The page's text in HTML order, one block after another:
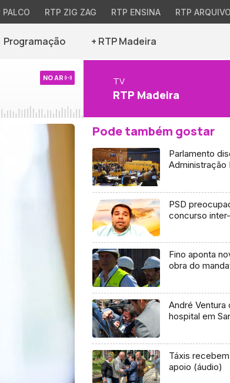
PALCO RTP ZIG ZAG RTP ENSINA RTP
Programação + RTP Madeira
NO AR TV
RTP Madeira
Pode também gostar
Parlamento
Administração
PSD
concurso
Fino aponta
obra do
André Ventura
hospital em
Táxis
apoio (áudio)